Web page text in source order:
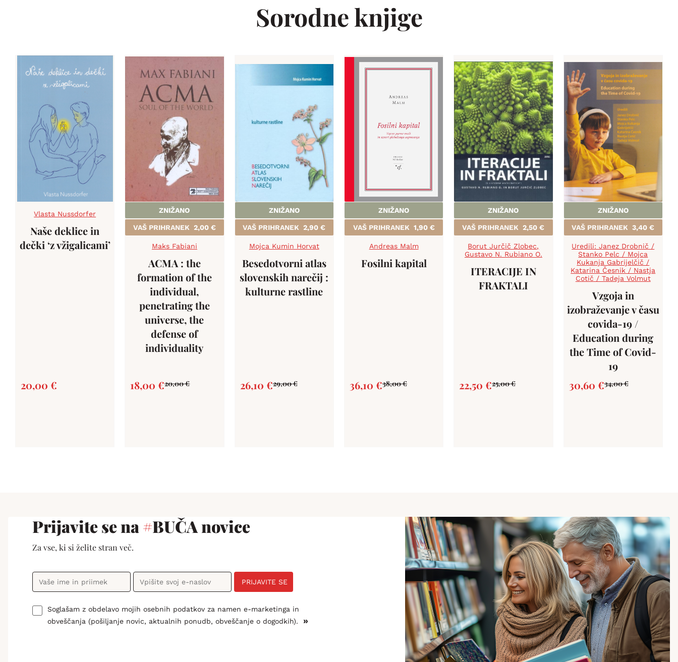
Sorodne knjige
Vlasta Nussdorfer
Naše deklice in
dečki ‘z vžigalicami’
20,00 €
ZNIŽANO
VAŠ PRIHRANEK 2,00 €
Maks Fabiani
ACMA : the
formation of the
individual,
penetrating the
universe, the
defense of
individuality
20,00€
18,00€
ZNIŽANO
VAŠ PRIHRANEK2,90€
Mojca Kumin Horvat
Besedotvorni atlas
slovenskih narečij :
kulturne rastline
29,00€
26,10 €
ZNIŽANO
VAŠ PRIHRANEK 1,90 €
Andreas Malm
Fosilni kapital
38,00€
36,10 €
ZNIŽANO
VAŠ PRIHRANEK2,50€
Borut Jurčič Zlobec,
Gustavo N. Rubiano O.
ITERACIJE IN
FRAKTALI
25,00€
22,50€
ZNIŽANO
VAŠ PRIHRANEK3,40€
Uredili: Janez Drobnič /
Stanko Pelc / Mojca
Kukanja Gabrijelčič /
Katarina Česnik / Nastja
Cotič / Tadeja Volmut
Vzgoja in
izobraževanje v času
covida-19 /
Education during
the Time of Covid-
19
34,00€
30,60 €
Prijavite se na#BUČA novice
Za vse, ki si želite stran več.
Soglašam z obdelavo mojih osebnih podatkov za namen e-marketinga in
obveščanja (pošiljanje novic, aktualnih ponudb, obveščanje o dogodkih).
»
PRIJAVITE SE